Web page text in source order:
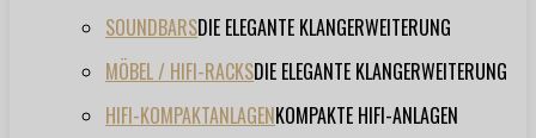
SOUNDBARSDIE ELEGANTE KLANGERWEITERUNG
MÖBEL / HIFI-RACKSDIE ELEGANTE KLANGERWEITERUNG
HIFI-KOMPAKTANLAGENKOMPAKTE HIFI-ANLAGEN